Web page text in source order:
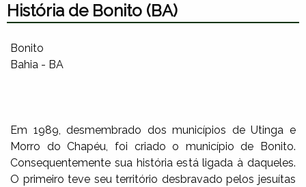
História de Bonito (BA)
Bonito
Bahia - BA
Em 1989, desmembrado dos municípios de Utinga e
Morro do Chapéu, foi criado o município de Bonito.
Consequentemente sua história está ligada à daqueles.
O primeiro teve seu território desbravado pelos jesuítas